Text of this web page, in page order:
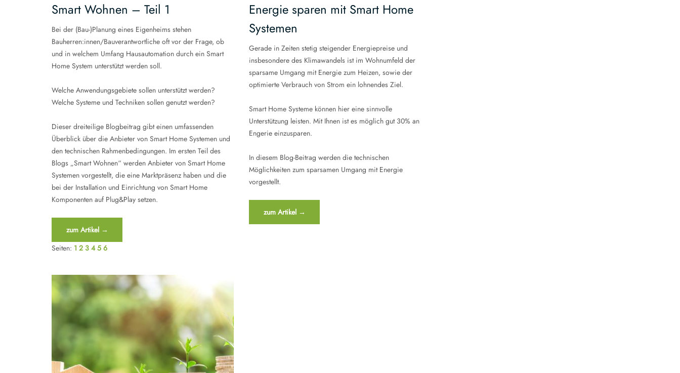
Smart Wohnen – Teil 1
Bei der (Bau-)Planung eines Eigenheims stehen
Bauherren:innen/Bauverantwortliche oft vor der Frage, ob
und in welchem Umfang Hausautomation durch ein Smart
Home System unterstützt werden soll.
Welche Anwendungsgebiete sollen unterstützt werden?
Welche Systeme und Techniken sollen genutzt werden?
Dieser dreiteilige Blogbeitrag gibt einen umfassenden
Überblick über die Anbieter von Smart Home Systemen und
den technischen Rahmenbedingungen. Im ersten Teil des
Blogs „Smart Wohnen“ werden Anbieter von Smart Home
Systemen vorgestellt, die eine Marktpräsenz haben und die
bei der Installation und Einrichtung von Smart Home
Komponenten auf Plug&Play setzen.
“Smart
Wohnen
–
1”
zum Artikel →
Seiten: 1 2 3 4 5 6
Energie sparen mit Smart Home
Systemen
Gerade in Zeiten stetig steigender Energiepreise und
insbesondere des Klimawandels ist im Wohnumfeld der
sparsame Umgang mit Energie zum Heizen, sowie der
optimierte Verbrauch von Strom ein lohnendes Ziel.
Smart Home Systeme können hier eine sinnvolle
Unterstützung leisten. Mit Ihnen ist es möglich gut 30% an
Engerie einzusparen.
In diesem Blog-Beitrag werden die technischen
Möglichkeiten zum sparsamen Umgang mit Energie
vorgestellt.
“Energie
sparen
zum Artikel →